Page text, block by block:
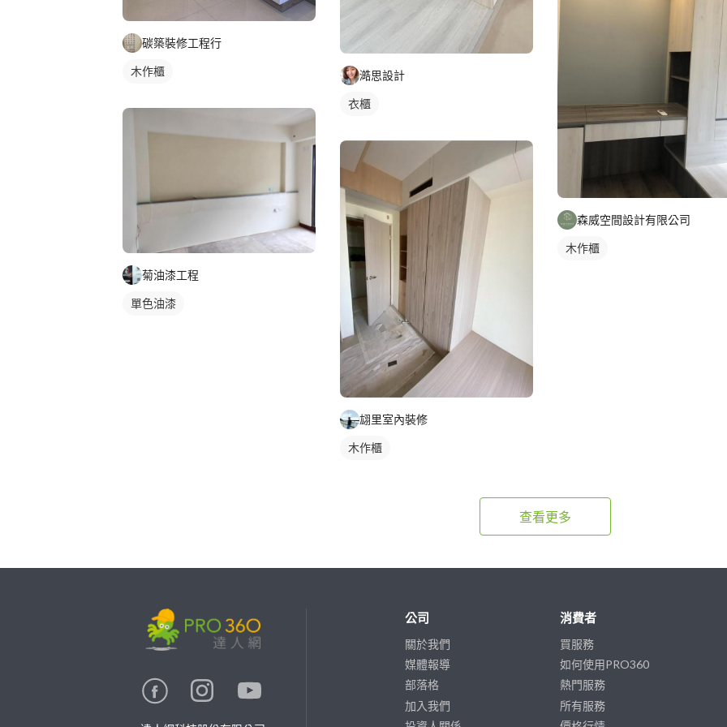
碳築裝修工程行
木作櫃
菊油漆工程
單色油漆
澔思設計
衣櫃
翃里室內裝修
木作櫃
森威空間設計有限公司
木作櫃
查看更多
公司
關於我們
媒體報導
部落格
加入我們
消費者
買服務
如何使用PRO360
熱門服務
所有服務